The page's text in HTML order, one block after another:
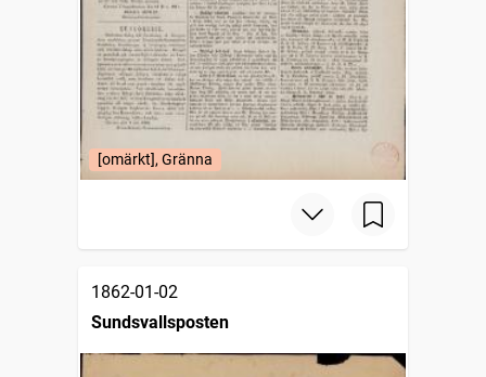
[omärkt], Gränna
1862-01-02
Sundsvallsposten